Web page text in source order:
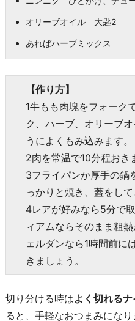
オリーブオイル 大匙2
あればハーブミックス
【作り方】
1牛もも肉塊をフォーク
ク、ハーブ、オリーブ
うによくもみ込みます。
2肉を常温で10分程おき
3フライパンか厚手の鍋
っかりと焼き、蓋をし
4レアが好みなら5分で
ィアムならそのまま粗
ェルダンなら1時間前に
きましょう。
切り分ける時はよく切れる
ると、手軽なおつまみになり